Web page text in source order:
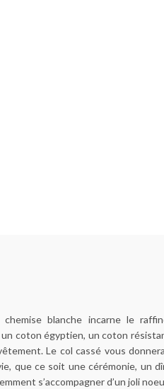
blanche incarne le
coton égyptien, un coton
Le col cassé vous
que ce soit une cérémonie, un
s’accompagner d’un joli